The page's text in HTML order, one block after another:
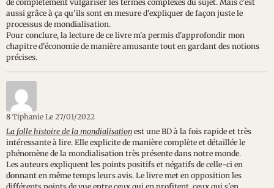
de complètement vulgariser les termes complexes du sujet. Mais c'est
aussi grâce à ça qu'ils sont en mesure d'expliquer de façon juste le
processus de mondialisation.
Pour conclure, la lecture de ce livre m'a permis d'approfondir mon
chapitre d'économie de manière amusante tout en gardant des notions
précises.
8 Tiphanie Le 27/01/2022
La folle histoire de la mondialisation est une BD à la fois rapide et très
intéressante à lire. Elle explicite de manière complète et détaillée le
phénomène de la mondialisation très présente dans notre monde.
Les auteurs expliquent les points positifs et négatifs de celle-ci en
donnant en même temps leurs avis. Le livre met en opposition les